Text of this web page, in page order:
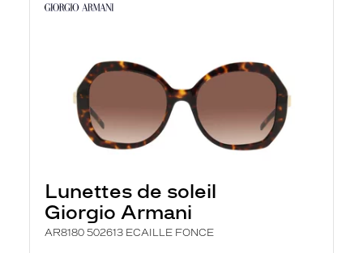
Lunettes de soleil
Giorgio Armani
AR8180 502613 ECAILLE FONCE